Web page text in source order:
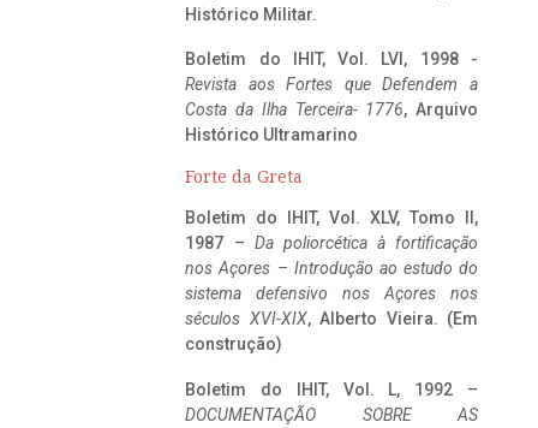
Histórico Militar.
Boletim do IHIT, Vol. LVI, 1998 -
Revista aos Fortes que Defendem a
Costa da Ilha Terceira- 1776, Arquivo
Histórico Ultramarino
Forte da Greta
Boletim do IHIT, Vol. XLV, Tomo II,
1987 – Da poliorcética à fortificação
nos Açores – Introdução ao estudo do
sistema defensivo nos Açores nos
séculos XVI-XIX, Alberto Vieira. (Em
construção)
Boletim do IHIT, Vol. L, 1992 –
DOCUMENTAÇÃO SOBRE AS